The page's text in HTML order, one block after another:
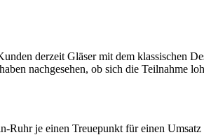
derzeit Gläser mit dem klassischen
nachgesehen, ob sich die Teilnahme
Ruhr je einen Treuepunkt für einen